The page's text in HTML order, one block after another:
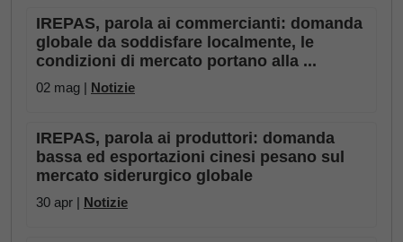
IREPAS, parola ai commercianti: domanda
globale da soddisfare localmente, le
condizioni di mercato portano alla ...
02 mag | Notizie
IREPAS, parola ai produttori: domanda
bassa ed esportazioni cinesi pesano sul
mercato siderurgico globale
30 apr | Notizie